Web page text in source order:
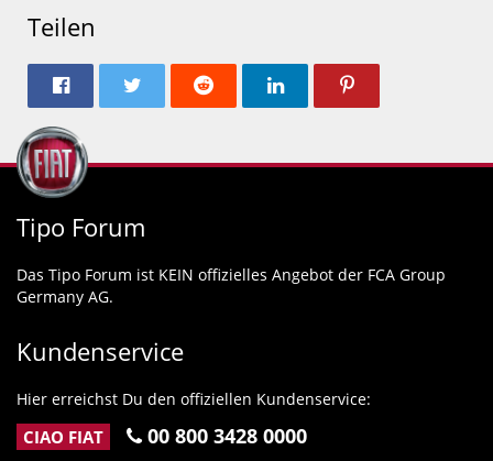
Teilen
Tipo Forum
Das Tipo Forum ist KEIN offizielles Angebot der FCA Group
Germany AG.
Kundenservice
Hier erreichst Du den offiziellen Kundenservice:
CIAO FIAT 00 800 3428 0000